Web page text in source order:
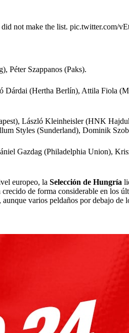
not make the list. pic.twitter.com/
Péter Szappanos (Paks).
Dárdai (Hertha Berlín), Attila Fiola
László Kleinheisler (HNK
Styles (Sunderland), Dominik
Gazdag (Philadelphia Union),
europeo, la Selección de Hungría
de forma considerable en los
varios peldaños por debajo de